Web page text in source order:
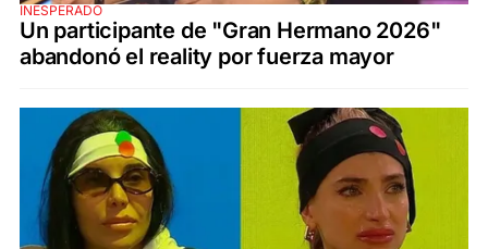
INESPERADO
Un participante de "Gran Hermano 2026"
abandonó el reality por fuerza mayor